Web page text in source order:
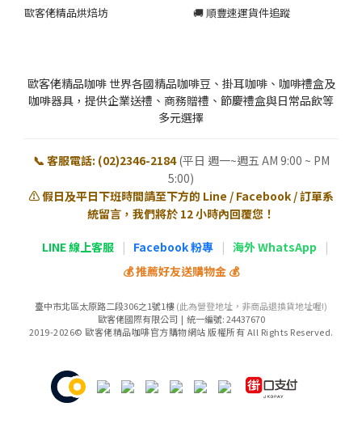
歐客佬精品烘焙坊
🚚 順豐速運貨件追蹤
歐客佬精品咖啡 世界各國精品咖啡豆、掛耳咖啡、咖啡禮盒及
咖啡器具，提供企業送禮、商務贈禮、節慶禮盒與日常品飲等
多元選擇
📞 客服電話: (02)2346-2184 (平日 週一~週五 AM 9:00 ~ PM
5:00)
⚠️ 假日及平日下班時間請至下方的 Line / Facebook / 訂單系
統留言，我們將於 12 小時內回覆您！
LINE 線上客服 | Facebook 粉專 | 海外 WhatsApp
|
💰 推薦好友送購物金 💰
臺中市北區太原路二段306之1號1樓(此為營登地址，非商品退換貨地址喔!)
歐客佬國際有限公司 | 統一編號: 24437670
2019-2026© 歐客佬精品咖啡官方購物網站 版權所有 All Rights Reserved.